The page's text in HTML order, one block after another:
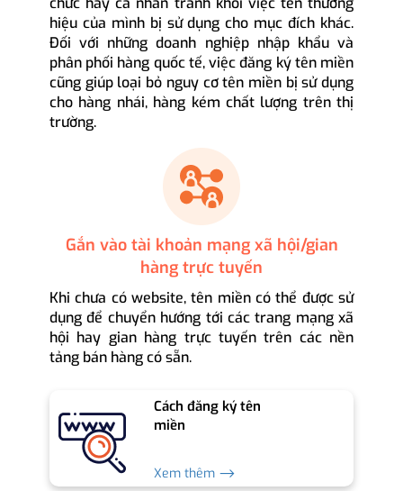
hiệu của mình bị sử dụng cho mục đích khác.
Đối với những doanh nghiệp nhập khẩu và
phân phối hàng quốc tế, việc đăng ký tên miền
cũng giúp loại bỏ nguy cơ tên miền bị sử dụng
cho hàng nhái, hàng kém chất lượng trên thị
trường.
Gắn vào tài khoản mạng xã hội/gian
hàng trực tuyến
Khi chưa có website, tên miền có thể được sử
dụng để chuyển hướng tới các trang mạng xã
hội hay gian hàng trực tuyến trên các nền
tảng bán hàng có sẵn.
Cách đăng ký tên
miền
Xem thêm ⟶